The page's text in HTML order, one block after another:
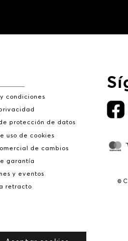
©
y condiciones
protección de datos
uso de cookies
de cambios
garantía
y eventos
retracto